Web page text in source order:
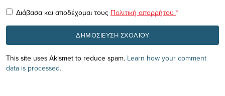
Διάβασα και αποδέχομαι τους Πολιτική απορρήτου *
This site uses Akismet to reduce spam. Learn how your comment
data is processed.